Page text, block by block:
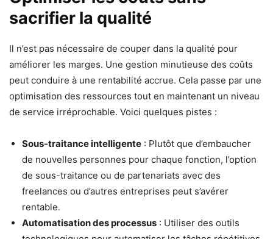
sacrifier la qualité
Il n’est pas nécessaire de couper dans la qualité pour
améliorer les marges. Une gestion minutieuse des coûts
peut conduire à une rentabilité accrue. Cela passe par une
optimisation des ressources tout en maintenant un niveau
de service irréprochable. Voici quelques pistes :
Sous-traitance intelligente : Plutôt que d’embaucher
de nouvelles personnes pour chaque fonction, l’option
de sous-traitance ou de partenariats avec des
freelances ou d’autres entreprises peut s’avérer
rentable.
Automatisation des processus : Utiliser des outils